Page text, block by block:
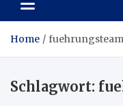
Home
Schlagwort: